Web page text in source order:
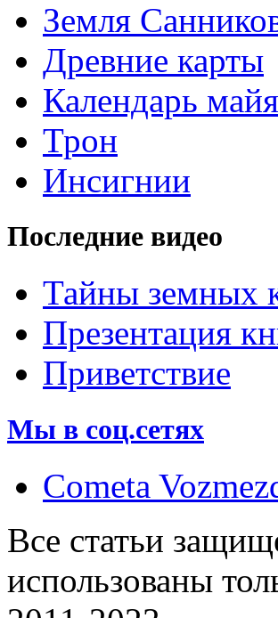
Земля
Древние карты
Календарь майя
Трон
Инсигнии
Последние видео
Тайны земных
Презентация
Приветствие
Мы в соц.сетях
Cometa
Все статьи
использованы